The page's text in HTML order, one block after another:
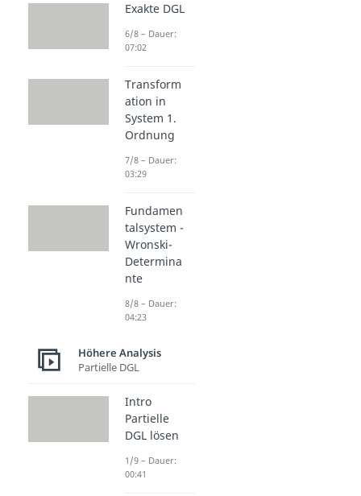
Exakte DGL
6/8 – Dauer:
07:02
Transform
ation in
System 1.
Ordnung
7/8 – Dauer:
03:29
Fundamen
talsystem -
Wronski-
Determina
nte
8/8 – Dauer:
04:23
Höhere Analysis
Partielle DGL
Intro
Partielle
DGL lösen
1/9 – Dauer:
00:41